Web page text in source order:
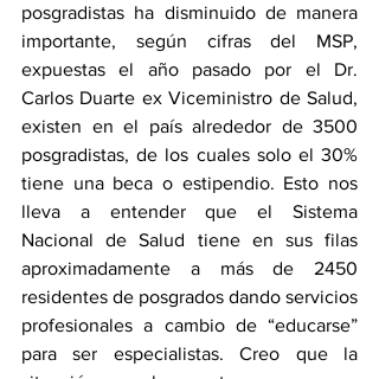
posgradistas ha disminuido de manera
importante, según cifras del MSP,
expuestas el año pasado por el Dr.
Carlos Duarte ex Viceministro de Salud,
existen en el país alrededor de 3500
posgradistas, de los cuales solo el 30%
tiene una beca o estipendio. Esto nos
lleva a entender que el Sistema
Nacional de Salud tiene en sus filas
aproximadamente a más de 2450
residentes de posgrados dando servicios
profesionales a cambio de “educarse”
para ser especialistas. Creo que la